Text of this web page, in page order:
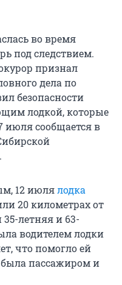
во время
под следствием.
признал
дела по
безопасности
лодкой, которые
июля сообщается в
12 июлялодка
20 километрах от
летняя и 63-
водителем лодки
что помогло ей
была пассажиром и